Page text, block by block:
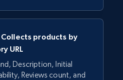
products by
URL
Description, Initial
Reviews count, and